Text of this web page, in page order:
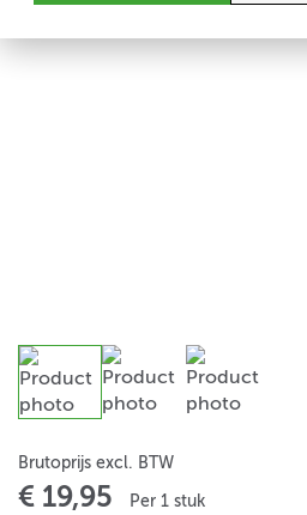
Brutoprijs excl. BTW
€ 19,95 Per 1 stuk